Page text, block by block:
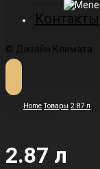
Контакты
© Дизайн Климата
Home Товары 2.87 л
2.87 л